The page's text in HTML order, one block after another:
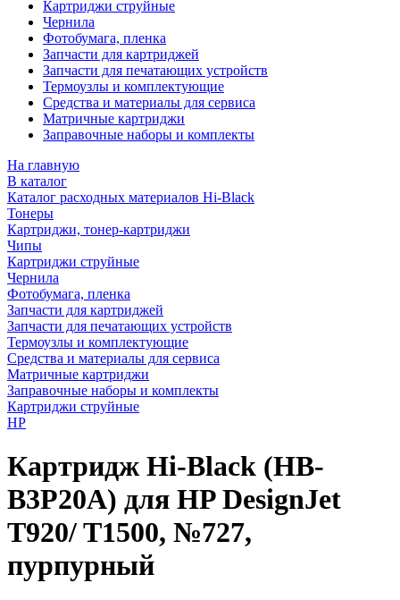
Картриджи струйные
Чернила
Фотобумага, пленка
Запчасти для картриджей
Запчасти для печатающих устройств
Термоузлы и комплектующие
Средства и материалы для сервиса
Матричные картриджи
Заправочные наборы и комплекты
На главную
В каталог
Каталог расходных материалов Hi-Black
Тонеры
Картриджи, тонер-картриджи
Чипы
Картриджи струйные
Чернила
Фотобумага, пленка
Запчасти для картриджей
Запчасти для печатающих устройств
Термоузлы и комплектующие
Средства и материалы для сервиса
Матричные картриджи
Заправочные наборы и комплекты
Картриджи струйные
HP
Картридж Hi-Black (HB-
B3P20A) для HP DesignJet
T920/ T1500, №727,
пурпурный